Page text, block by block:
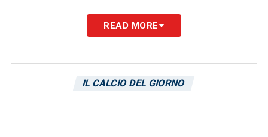
DICHIARAZIONI – «All’inizio ha fatto un po’
fatica non giocando da tanto tempo, poi nel
importante per il gruppo. Penso ci sarà
READ MORE
IL CALCIO DEL GIORNO